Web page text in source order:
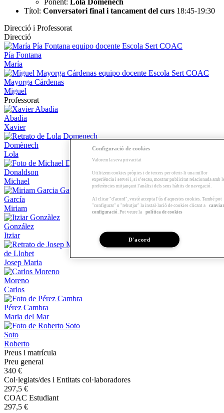
Ponent:
Lola Domenech
Títol: Conversatori final i tancament del curs 18:45-19:30
Direcció i Professorat
Direcció
Pía Fontana
María
Mayorga Cárdenas
Miguel
Professorat
Abadia
Xavier
Domènech
Lola
Donaldson
Michael
García
Miriam
González
Itziar
de Llobet
Josep Maria
Moreno
Carlos
Pérez Cambra
Maria del Mar
Soto
Roberto
Preus i matrícula
Preu general
340 €
Col·legiats/des i Entitats col·laboradores
297,5 €
COAC Estudiant
297,5 €
Configuració de cookies
Valorem la seva privacitat
Utilitzem cookies pròpies i de tercers per oferir-li una millor
experiència i servei i, si s’escau, mostrar publicitat relacionada amb
preferències mitjançant l'anàlisi dels seus hàbits de navegació.
Al clicar "d'acord", vostè accepta l'ús d'aquestes cookies. També pot
"configurar" o "rebutjar" la instal·lació de cookies clicant a
canviar
configuració . Pot veure la política de cookies
D'acord